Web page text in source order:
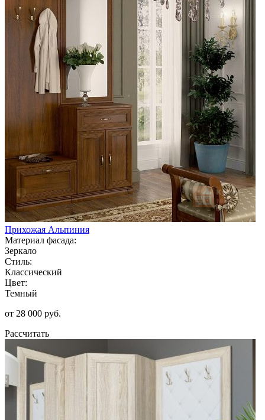
Прихожая Альпиния
Материал фасада:
Зеркало
Стиль:
Классический
Цвет:
Темный
от 28 000 руб.
Рассчитать